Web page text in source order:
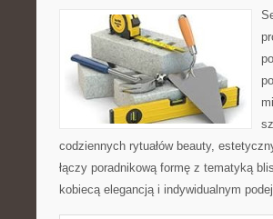
codziennych rytuałów beauty,
łączy poradnikową formę z tematyką
kobiecą elegancją i indywidualnym